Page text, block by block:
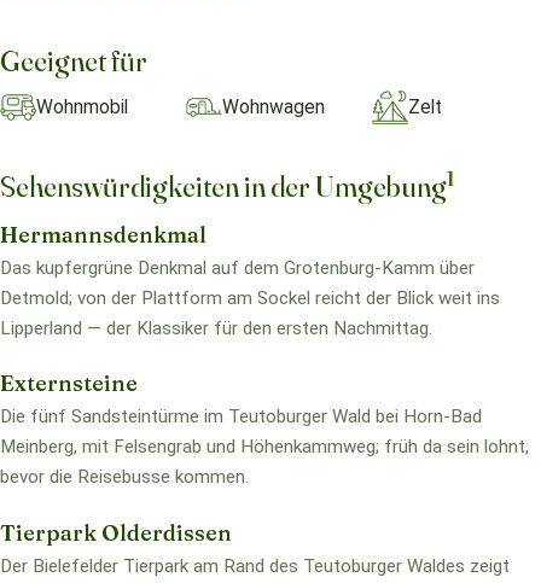
Geeignet für
Wohnmobil Wohnwagen Zelt
Sehenswürdigkeiten in der Umgebung1
Hermannsdenkmal
Das kupfergrüne Denkmal auf dem Grotenburg-Kamm über
Detmold; von der Plattform am Sockel reicht der Blick weit ins
Lipperland — der Klassiker für den ersten Nachmittag.
Externsteine
Die fünf Sandsteintürme im Teutoburger Wald bei Horn-Bad
Meinberg, mit Felsengrab und Höhenkammweg; früh da sein lohnt,
bevor die Reisebusse kommen.
Tierpark Olderdissen
Der Bielefelder Tierpark am Rand des Teutoburger Waldes zeigt